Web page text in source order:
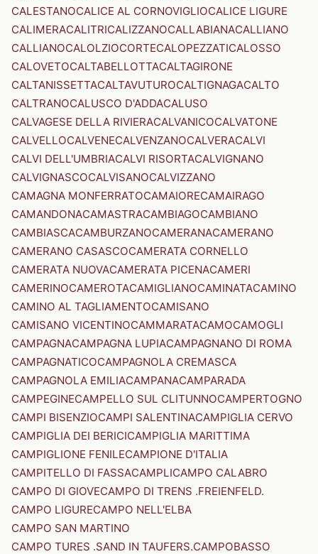
CALESTANOCALICE AL CORNOVIGLIOCALICE LIGURE
CALIMERACALITRICALIZZANOCALLABIANACALLIANO
CALLIANOCALOLZIOCORTECALOPEZZATICALOSSO
CALOVETOCALTABELLOTTACALTAGIRONE
CALTANISSETTACALTAVUTUROCALTIGNAGACALTO
CALTRANOCALUSCO D'ADDACALUSO
CALVAGESE DELLA RIVIERACALVANICOCALVATONE
CALVELLOCALVENECALVENZANOCALVERACALVI
CALVI DELL'UMBRIACALVI RISORTACALVIGNANO
CALVIGNASCOCALVISANOCALVIZZANO
CAMAGNA MONFERRATOCAMAIORECAMAIRAGO
CAMANDONACAMASTRACAMBIAGOCAMBIANO
CAMBIASCACAMBURZANOCAMERANACAMERANO
CAMERANO CASASCOCAMERATA CORNELLO
CAMERATA NUOVACAMERATA PICENACAMERI
CAMERINOCAMEROTACAMIGLIANOCAMINATACAMINO
CAMINO AL TAGLIAMENTOCAMISANO
CAMISANO VICENTINOCAMMARATACAMOCAMOGLI
CAMPAGNACAMPAGNA LUPIACAMPAGNANO DI ROMA
CAMPAGNATICOCAMPAGNOLA CREMASCA
CAMPAGNOLA EMILIACAMPANACAMPARADA
CAMPEGINECAMPELLO SUL CLITUNNOCAMPERTOGNO
CAMPI BISENZIOCAMPI SALENTINACAMPIGLIA CERVO
CAMPIGLIA DEI BERICICAMPIGLIA MARITTIMA
CAMPIGLIONE FENILECAMPIONE D'ITALIA
CAMPITELLO DI FASSACAMPLICAMPO CALABRO
CAMPO DI GIOVECAMPO DI TRENS .FREIENFELD.
CAMPO LIGURECAMPO NELL'ELBA
CAMPO SAN MARTINO
CAMPO TURES .SAND IN TAUFERS.CAMPOBASSO